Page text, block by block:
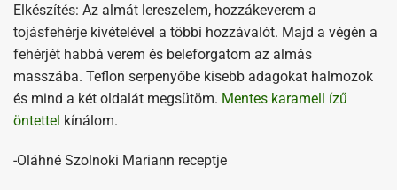
Elkészítés: Az almát lereszelem, hozzákeverem a
tojásfehérje kivételével a többi hozzávalót. Majd a végén a
fehérjét habbá verem és beleforgatom az almás
masszába. Teflon serpenyőbe kisebb adagokat halmozok
és mind a két oldalát megsütöm. Mentes karamell ízű
öntettel kínálom.
-Oláhné Szolnoki Mariann receptje